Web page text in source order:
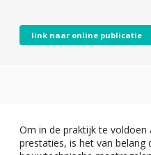
link naar online publicatie
Om in de praktijk te voldoen
prestaties, is het van belang